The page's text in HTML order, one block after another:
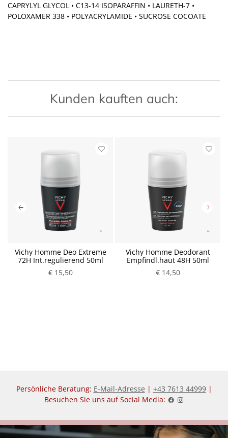
CAPRYLYL GLYCOL • C13-14 ISOPARAFFIN • LAURETH-7 •
POLOXAMER 338 • POLYACRYLAMIDE • SUCROSE COCOATE
Kunden kauften auch:
Vichy Homme Deo Extreme
72H Int.regulierend 50ml
€ 15,50
Vichy Homme Deodorant
Empfindl.haut 48H 50ml
€ 14,50
Persönliche Beratung: E-Mail-Adresse | +43 7613 44999|
Besuchen Sie uns auf Social Media: